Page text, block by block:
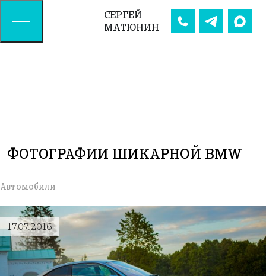
СЕРГЕЙ
МАТЮНИН
ФОТОГРАФИИ ШИКАРНОЙ BMW
Автомобили
17.07.2016